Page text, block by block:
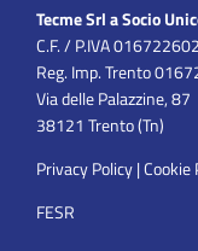
Tecme Srl a Socio
C.F. / P.IVA
Reg. Imp. Trento
Via delle Palazzine, 87
38121 Trento (Tn)
Privacy Policy|Cookie
FESR